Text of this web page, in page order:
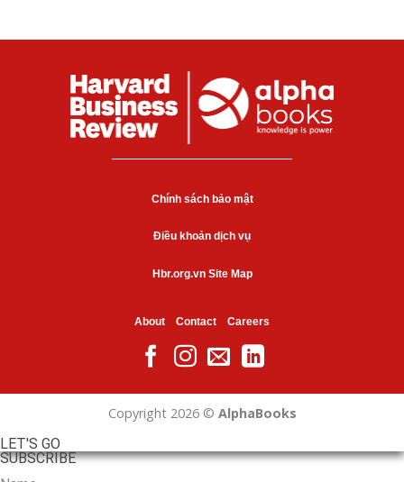
Chính sách bảo mật
Điều khoản dịch vụ
Hbr.org.vn Site Map
About Contact Careers
Copyright 2026 © AlphaBooks
LET'S GO
SUBSCRIBE